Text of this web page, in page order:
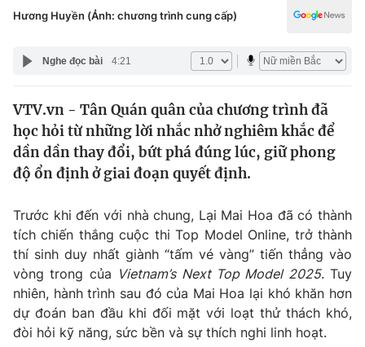
Pháp luật
Y tế
Thế giới
Tin tức
Thế giới đó đây
Câu chuyện quốc tế
Kinh tế
Thị trường
Góc doanh nghiệp
Dữ liệu và đời sống
Truyền hình
Phim VTV
Hậu trường
Giải trí
Điện ảnh
Công nghệ
Hương Huyền (Ảnh: chương trình cung cấp)
Nghe đọc bài 4:21
VTV.vn - Tân Quán quân của chương trình đã
học hỏi từ những lời nhắc nhở nghiêm khắc để
dần dần thay đổi, bứt phá đúng lúc, giữ phong
độ ổn định ở giai đoạn quyết định.
Trước khi đến với nhà chung, Lại Mai Hoa đã có thành
tích chiến thắng cuộc thi Top Model Online, trở thành
thí sinh duy nhất giành “tấm vé vàng” tiến thẳng vào
vòng trong của Vietnam’s Next Top Model 2025. Tuy
nhiên, hành trình sau đó của Mai Hoa lại khó khăn hơn
dự đoán ban đầu khi đối mặt với loạt thử thách khó,
đòi hỏi kỹ năng, sức bền và sự thích nghi linh hoạt.